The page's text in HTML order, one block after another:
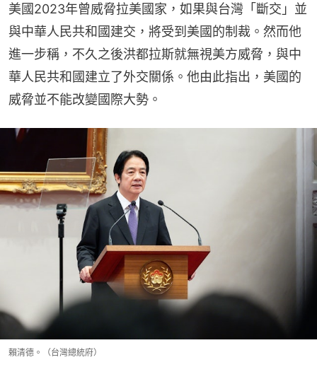
美國2023年曾威脅拉美國家，如果與台灣「斷交」並
與中華人民共和國建交，將受到美國的制裁。然而他
進一步稱，不久之後洪都拉斯就無視美方威脅，與中
華人民共和國建立了外交關係。他由此指出，美國的
威脅並不能改變國際大勢。
賴清德。（台灣總統府）